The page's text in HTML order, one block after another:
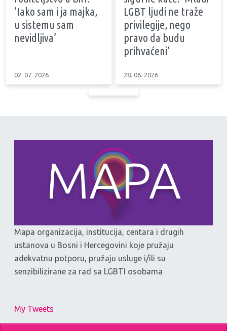
‘Iako sam i ja majka,
u sistemu sam
nevidljiva’
02. 07. 2026
LGBT ljudi ne traže
privilegije, nego
pravo da budu
prihvaćeni’
28. 06. 2026
Mapa organizacija, institucija, centara i drugih
ustanova u Bosni i Hercegovini koje pružaju
adekvatnu potporu, pružaju usluge i/ili su
senzibilizirane za rad sa LGBTI osobama
My Tweets